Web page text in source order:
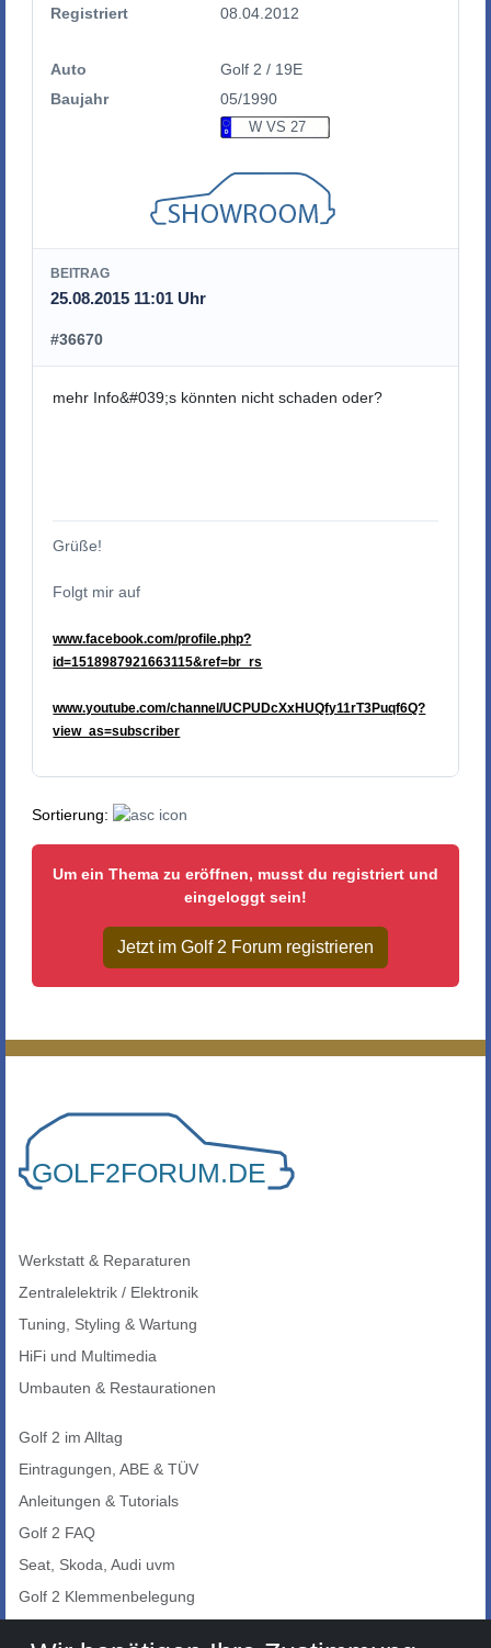
Registriert
08.04.2012
Auto
Golf 2 / 19E
Baujahr
05/1990
W VS 27
BEITRAG
25.08.2015 11:01 Uhr
#36670
mehr Info&#039;s könnten nicht schaden oder?
Grüße!
Folgt mir auf
www.facebook.com/profile.php?
id=1518987921663115&ref=br_rs
www.youtube.com/channel/UCPUDcXxHUQfy11rT3Puqf6Q?
view_as=subscriber
Sortierung:
Um ein Thema zu eröffnen, musst du registriert und
eingeloggt sein!
Jetzt im Golf 2 Forum registrieren
Werkstatt & Reparaturen
Zentralelektrik / Elektronik
Tuning, Styling & Wartung
HiFi und Multimedia
Umbauten & Restaurationen
Golf 2 im Alltag
Eintragungen, ABE & TÜV
Anleitungen & Tutorials
Golf 2 FAQ
Seat, Skoda, Audi uvm
Golf 2 Klemmenbelegung